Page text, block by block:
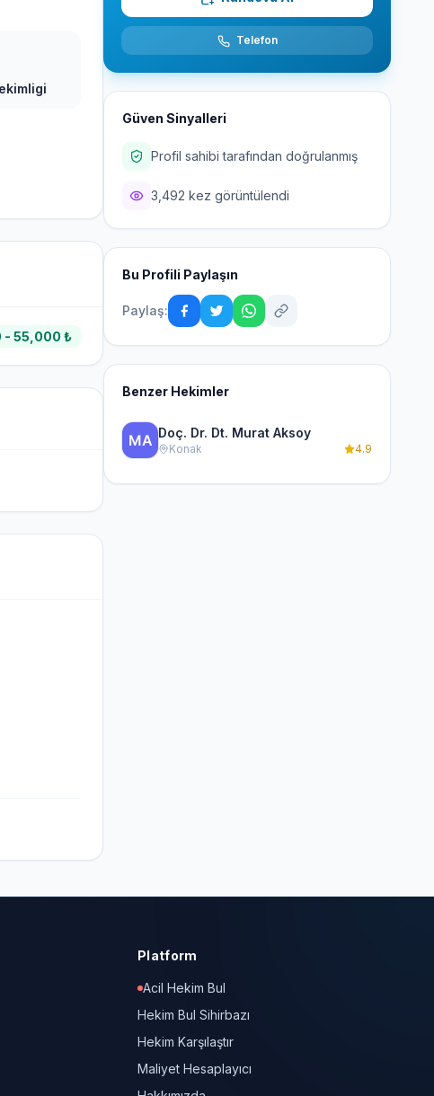
- 55,000 ₺
Telefon
Güven Sinyalleri
Profil sahibi tarafından doğrulanmış
3,492 kez görüntülendi
Bu Profili Paylaşın
Paylaş:
Benzer Hekimler
Doç. Dr. Dt. Murat Aksoy
Konak 4.9
Platform
Acil Hekim Bul
Hekim Bul Sihirbazı
Hekim Karşılaştır
Maliyet Hesaplayıcı